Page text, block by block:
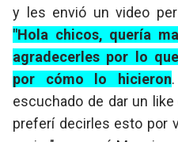
y les envió un video
"Hola chicos, quería
agradecerles por lo
por cómo lo hicieron
escuchado de dar un
preferí decirles esto por